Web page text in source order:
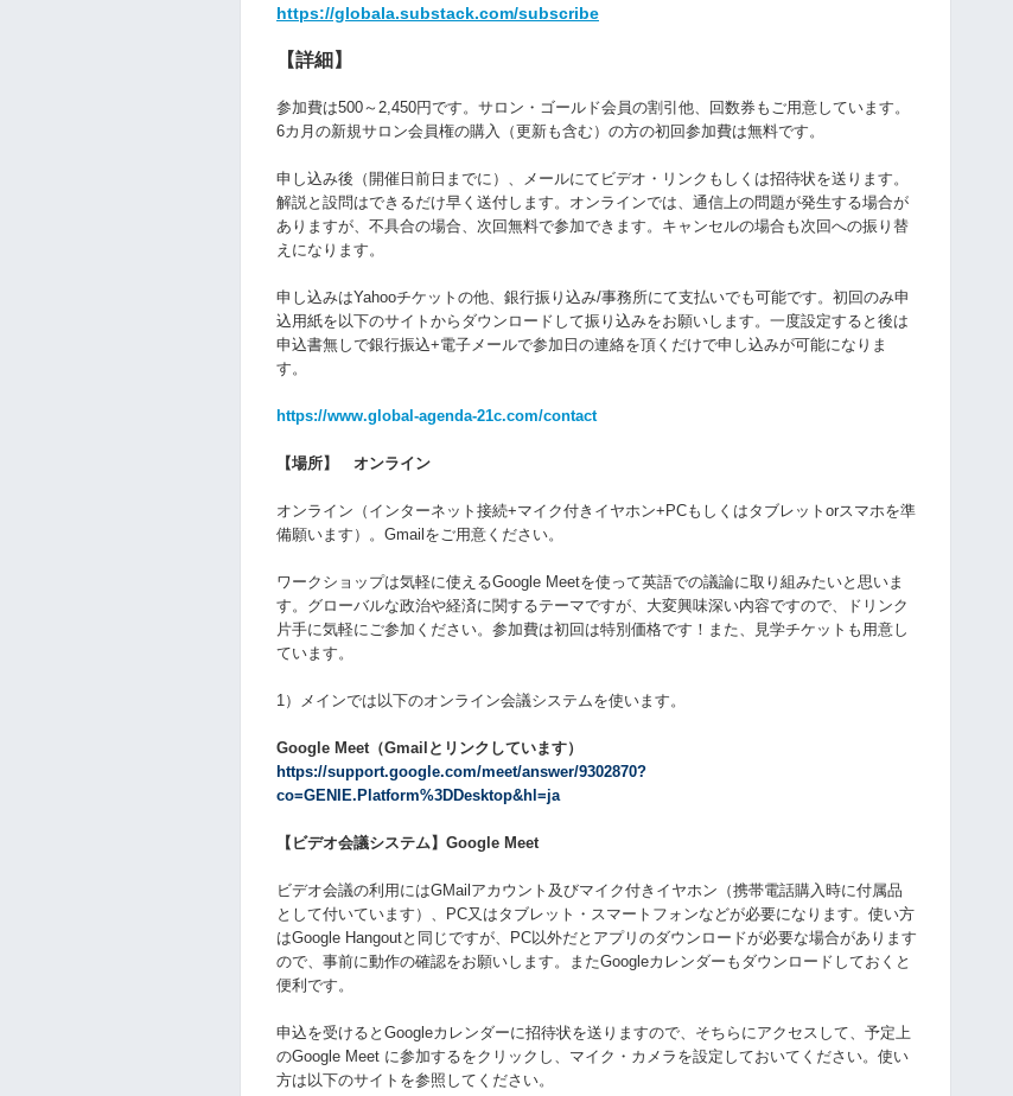
https://globala.substack.com/subscribe
【詳細】
参加費は500～2,450円です。サロン・ゴールド会員の割引他、回数券もご用意しています。
6カ月の新規サロン会員権の購入（更新も含む）の方の初回参加費は無料です。
申し込み後（開催日前日までに）、メールにてビデオ・リンクもしくは招待状を送ります。
解説と設問はできるだけ早く送付します。 オンラインでは、通信上の問題が発生する場合が
ありますが、不具合の場合、次回無料で参加できます。キャンセルの場合も次回への振り替
えになります。
申し込みはYahooチケットの他、銀行振り込み/事務所にて支払いでも可能です。初回のみ申
込用紙を以下のサイトからダウンロードして振り込みをお願いします。一度設定すると後は
申込書無しで銀行振込+電子メールで参加日の連絡を頂くだけで申し込みが可能になりま
す。
https://www.global-agenda-21c.com/contact
【場所】 オンライン
オンライン（インターネット接続+マイク付きイヤホン+PCもしくはタブレットorスマホを準
備願います）。Gmailをご用意ください。
ワークショップは気軽に使えるGoogle Meetを使って英語での議論に取り組みたいと思いま
す。グローバルな政治や経済に関するテーマですが、大変興味深い内容ですので、ドリンク
片手に気軽にご参加ください。参加費は初回は特別価格です！ また、見学チケットも用意し
ています。
1）メインでは以下のオンライン会議システムを使います。
Google Meet（Gmailとリンクしています）
https://support.google.com/meet/answer/9302870?
co=GENIE.Platform%3DDesktop&hl=ja
【ビデオ会議システム】Google Meet
ビデオ会議の利用にはGMailアカウント及びマイク付きイヤホン（携帯電話購入時に付属品
として付いています）、PC又はタブレット・スマートフォンなどが必要になります。使い方
はGoogle Hangoutと同じですが、PC以外だとアプリのダウンロードが必要な場合があります
ので、事前に動作の確認をお願いします。またGoogleカレンダーもダウンロードしておくと
便利です。
申込を受けるとGoogleカレンダーに招待状を送りますので、そちらにアクセスして、予定上
のGoogle Meet に参加するをクリックし、マイク・カメラを設定しておいてください。使い
方は以下のサイトを参照してください。